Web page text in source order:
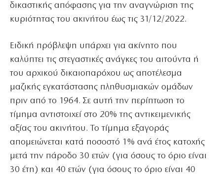
δικαστικής απόφασης για την αναγνώριση της
κυριότητας του ακινήτου έως τις 31/12/2022.
Ειδική πρόβλεψη υπάρχει για ακίνητο που
καλύπτει τις στεγαστικές ανάγκες του αιτούντα ή
του αρχικού δικαιοπαρόχου ως αποτέλεσμα
μαζικής εγκατάστασης πληθυσμιακών ομάδων
πριν από το 1964. Σε αυτή την περίπτωση το
τίμημα αντιστοιχεί στο 20% της αντικειμενικής
αξίας του ακινήτου. Το τίμημα εξαγοράς
απομειώνεται κατά ποσοστό 1% ανά έτος κατοχής
μετά την πάροδο 30 ετών (για όσους το όριο είναι
30 έτη) και 40 ετών (για όσους το όριο είναι 40